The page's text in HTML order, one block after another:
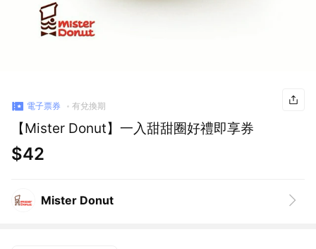
電子票券 有兌換期
【Mister Donut】一入甜甜圈好禮即享券
$42
Mister Donut